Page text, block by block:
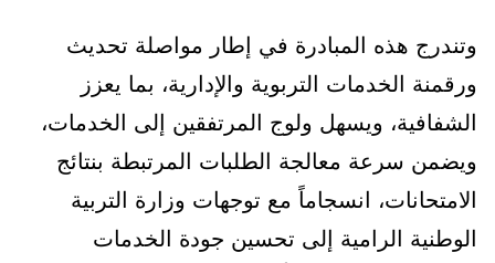
وتندرج هذه المبادرة في إطار مواصلة تحديث
ورقمنة الخدمات التربوية والإدارية، بما يعزز
الشفافية، ويسهل ولوج المرتفقين إلى الخدمات،
ويضمن سرعة معالجة الطلبات المرتبطة بنتائج
الامتحانات، انسجاماً مع توجهات وزارة التربية
الوطنية الرامية إلى تحسين جودة الخدمات